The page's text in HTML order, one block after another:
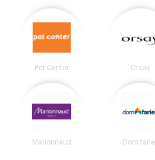
Pet Center Orsay
Marionnaud Dom